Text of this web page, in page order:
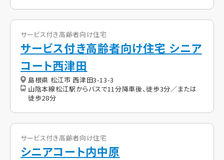
サービス付き高齢者向け住宅
サービス付き高齢者向け住宅 シニア
コート西津田
島根県 松江市 西津田3-13-3
山陰本線松江駅からバスで11分降車後、徒歩3分／または
徒歩28分
サービス付き高齢者向け住宅
シニアコート内中原